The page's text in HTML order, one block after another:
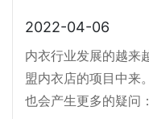
2022-04-06
内衣行业发展的越来
盟内衣店的项目中来
也会产生更多的疑问